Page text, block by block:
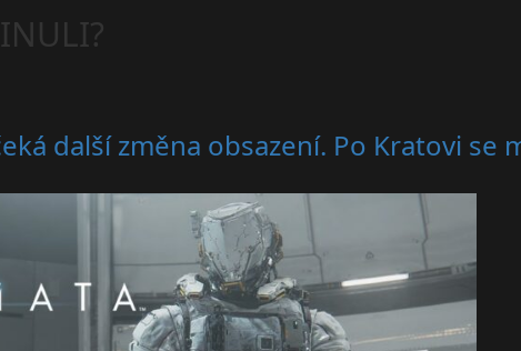
další změna obsazení. Po Kratovi